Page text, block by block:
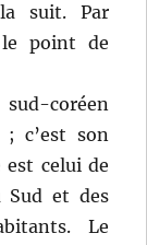
suit. Par
point de
coréen
c’est son
celui de
Sud et des
Le